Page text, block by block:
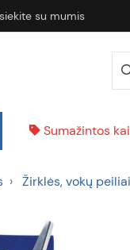
su mumis
Sumažintos
Žirklės, vokų peiliai